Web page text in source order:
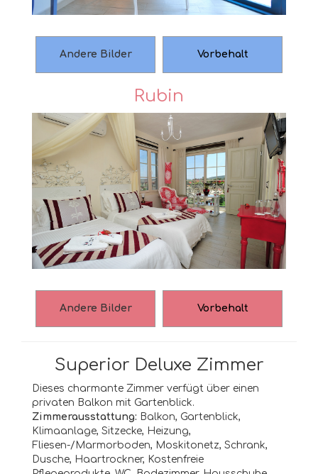
Andere Bilder Vorbehalt
Rubin
Andere Bilder Vorbehalt
Superior Deluxe Zimmer
Dieses charmante Zimmer verfügt über einen
privaten Balkon mit Gartenblick.
Zimmerausstattung: Balkon, Gartenblick,
Klimaanlage, Sitzecke, Heizung,
Fliesen-/Marmorboden, Moskitonetz, Schrank,
Dusche, Haartrockner, Kostenfreie